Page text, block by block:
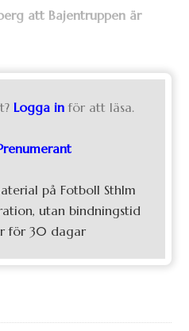
att Bajentruppen är
Logga in för att läsa.
på Fotboll Sthlm
utan bindningstid
för 30 dagar